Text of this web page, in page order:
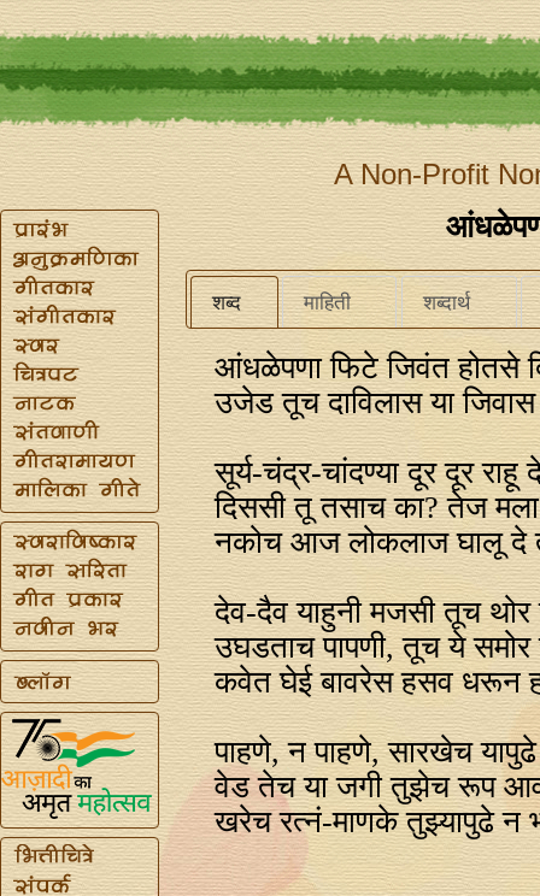
A Non-Profit
शब्द माहिती शब्दार्थ
आंधळेपणा फिटे जिवंत होतसे
उजेड तूच दाविलास या
सूर्य-चंद्र-चांदण्या दूर दूर राहू
दिससी तू तसाच का? तेज मला
नकोच आज लोकलाज घालू दे
देव-दैव याहुनी मजसी तूच थोर
उघडताच पापणी, तूच ये समोर
कवेत घेई बावरेस हसव धरून
पाहणे, न पाहणे, सारखेच यापुढे
वेड तेच या जगी तुझेच रूप
खरेच रत्‍नं-माणके तुझ्यापुढे न